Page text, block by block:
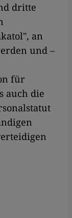
dritte
an
und –
für
auch die